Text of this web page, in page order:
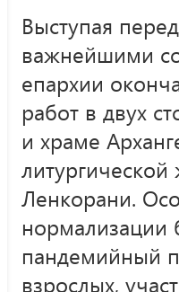
Выступая
важнейшими
епархии
работ в двух
и храме
Ленкорани.
нормализации
пандемийный
взрослых,